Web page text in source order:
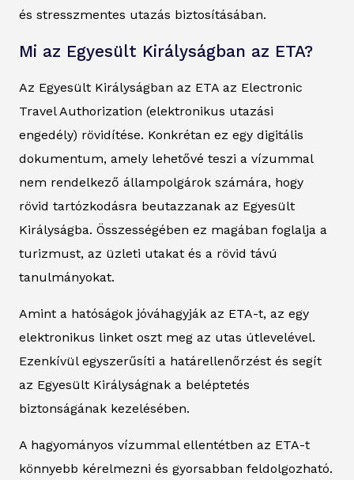
és stresszmentes utazás biztosításában.
Mi az Egyesült Királyságban az ETA?
Az Egyesült Királyságban az ETA az Electronic
Travel Authorization (elektronikus utazási
engedély) rövidítése. Konkrétan ez egy digitális
dokumentum, amely lehetővé teszi a vízummal
nem rendelkező állampolgárok számára, hogy
rövid tartózkodásra beutazzanak az Egyesült
Királyságba. Összességében ez magában foglalja a
turizmust, az üzleti utakat és a rövid távú
tanulmányokat.
Amint a hatóságok jóváhagyják az ETA-t, az egy
elektronikus linket oszt meg az utas útlevelével.
Ezenkívül egyszerűsíti a határellenőrzést és segít
az Egyesült Királyságnak a beléptetés
biztonságának kezelésében.
A hagyományos vízummal ellentétben az ETA-t
könnyebb kérelmezni és gyorsabban feldolgozható.